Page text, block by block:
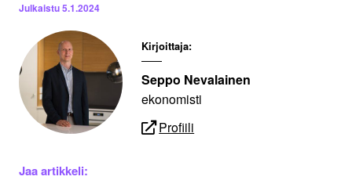
Julkaistu5.1.2024
Kirjoittaja:
Seppo Nevalainen
ekonomisti
Profiili
Jaa artikkeli: